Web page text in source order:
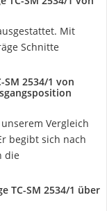
Mit
Schnitte
SM 2534/1 von
Vergleich
begibt sich nach
die
TC-SM 2534/1 über